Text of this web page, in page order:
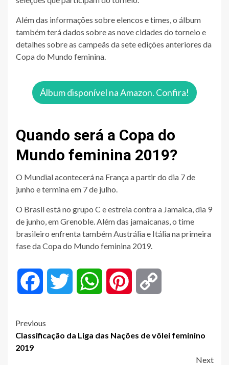
Além das informações sobre elencos e times, o álbum
também terá dados sobre as nove cidades do torneio e
detalhes sobre as campeãs da sete edições anteriores da
Copa do Mundo feminina.
​Álbum disponível na Amazon. Confira!
Quando será a Copa do
Mundo feminina 2019?
​O Mundial acontecerá na França a partir do dia 7 de
junho​ e termina em 7 de julho.
O Brasil está no grupo C e estreia contra a Jamaica, dia 9
de junho, em Grenoble. Além das jamaicanas, o time
brasileiro enfrenta também Austrália e Itália na primeira
fase da Copa do Mundo feminina 2019.
Facebook Twitter WhatsAppPinterest
Post
navigation
Previous
Classificação da Liga das Nações de vôlei feminino
2019
Next